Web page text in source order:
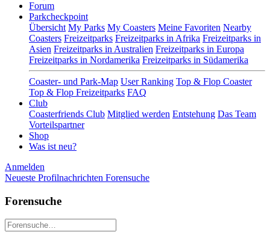
Forum
Parkcheckpoint
Übersicht My Parks My Coasters Meine Favoriten Nearby
Coasters Freizeitparks Freizeitparks in Afrika Freizeitparks in
Asien Freizeitparks in Australien Freizeitparks in Europa
Freizeitparks in Nordamerika Freizeitparks in Südamerika
Coaster- und Park-Map User Ranking Top & Flop Coaster
Top & Flop Freizeitparks FAQ
Club
Coasterfriends Club Mitglied werden Entstehung Das Team
Vorteilspartner
Shop
Was ist neu?
Anmelden
Neueste Profilnachrichten Forensuche
Forensuche